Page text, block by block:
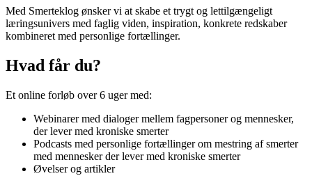
Med Smerteklog ønsker vi at skabe et trygt og lettilgængeligt
læringsunivers med faglig viden, inspiration, konkrete redskaber
kombineret med personlige fortællinger.
Hvad får du?
Et online forløb over 6 uger med:
Webinarer med dialoger mellem fagpersoner og mennesker,
der lever med kroniske smerter
Podcasts med personlige fortællinger om mestring af smerter
med mennesker der lever med kroniske smerter
Øvelser og artikler